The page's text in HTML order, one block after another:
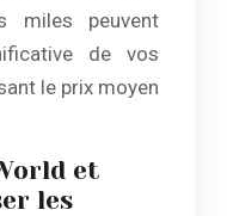
miles peuvent
de vos
le prix moyen
et
les